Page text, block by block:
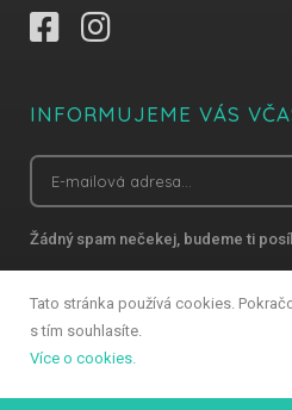
INFORMUJEME VÁS
Žádný spam nečekej, budeme ti
Copyright 2018 Gastro Zlín –
Tato stránka používá cookies.
s tím souhlasíte.
Více o cookies.